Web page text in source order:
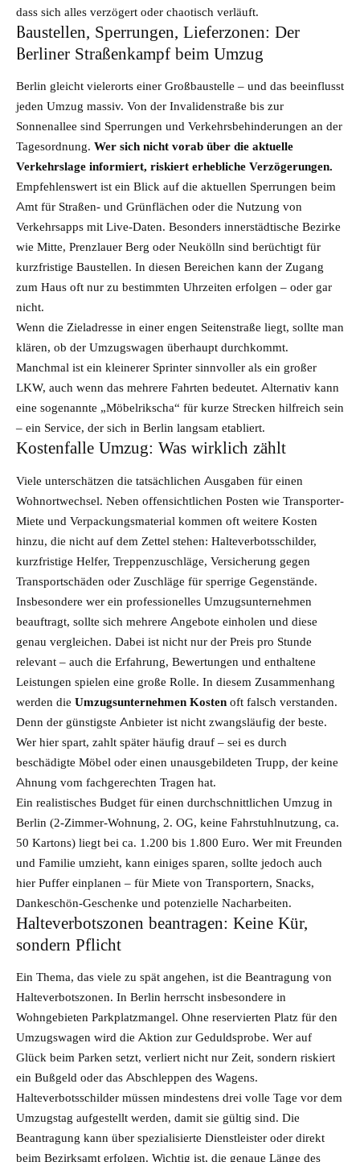
dass sich alles verzögert oder chaotisch verläuft.
Baustellen, Sperrungen, Lieferzonen: Der
Berliner Straßenkampf beim Umzug
Berlin gleicht vielerorts einer Großbaustelle – und das beeinflusst
jeden Umzug massiv. Von der Invalidenstraße bis zur
Sonnenallee sind Sperrungen und Verkehrsbehinderungen an der
Tagesordnung. Wer sich nicht vorab über die aktuelle
Verkehrslage informiert, riskiert erhebliche Verzögerungen.
Empfehlenswert ist ein Blick auf die aktuellen Sperrungen beim
Amt für Straßen- und Grünflächen oder die Nutzung von
Verkehrsapps mit Live-Daten. Besonders innerstädtische Bezirke
wie Mitte, Prenzlauer Berg oder Neukölln sind berüchtigt für
kurzfristige Baustellen. In diesen Bereichen kann der Zugang
zum Haus oft nur zu bestimmten Uhrzeiten erfolgen – oder gar
nicht.
Wenn die Zieladresse in einer engen Seitenstraße liegt, sollte man
klären, ob der Umzugswagen überhaupt durchkommt.
Manchmal ist ein kleinerer Sprinter sinnvoller als ein großer
LKW, auch wenn das mehrere Fahrten bedeutet. Alternativ kann
eine sogenannte „Möbelrikscha“ für kurze Strecken hilfreich sein
– ein Service, der sich in Berlin langsam etabliert.
Kostenfalle Umzug: Was wirklich zählt
Viele unterschätzen die tatsächlichen Ausgaben für einen
Wohnortwechsel. Neben offensichtlichen Posten wie Transporter-
Miete und Verpackungsmaterial kommen oft weitere Kosten
hinzu, die nicht auf dem Zettel stehen: Halteverbotsschilder,
kurzfristige Helfer, Treppenzuschläge, Versicherung gegen
Transportschäden oder Zuschläge für sperrige Gegenstände.
Insbesondere wer ein professionelles Umzugsunternehmen
beauftragt, sollte sich mehrere Angebote einholen und diese
genau vergleichen. Dabei ist nicht nur der Preis pro Stunde
relevant – auch die Erfahrung, Bewertungen und enthaltene
Leistungen spielen eine große Rolle. In diesem Zusammenhang
werden die Umzugsunternehmen Kosten oft falsch verstanden.
Denn der günstigste Anbieter ist nicht zwangsläufig der beste.
Wer hier spart, zahlt später häufig drauf – sei es durch
beschädigte Möbel oder einen unausgebildeten Trupp, der keine
Ahnung vom fachgerechten Tragen hat.
Ein realistisches Budget für einen durchschnittlichen Umzug in
Berlin (2-Zimmer-Wohnung, 2. OG, keine Fahrstuhlnutzung, ca.
50 Kartons) liegt bei ca. 1.200 bis 1.800 Euro. Wer mit Freunden
und Familie umzieht, kann einiges sparen, sollte jedoch auch
hier Puffer einplanen – für Miete von Transportern, Snacks,
Dankeschön-Geschenke und potenzielle Nacharbeiten.
Halteverbotszonen beantragen: Keine Kür,
sondern Pflicht
Ein Thema, das viele zu spät angehen, ist die Beantragung von
Halteverbotszonen. In Berlin herrscht insbesondere in
Wohngebieten Parkplatzmangel. Ohne reservierten Platz für den
Umzugswagen wird die Aktion zur Geduldsprobe. Wer auf
Glück beim Parken setzt, verliert nicht nur Zeit, sondern riskiert
ein Bußgeld oder das Abschleppen des Wagens.
Halteverbotsschilder müssen mindestens drei volle Tage vor dem
Umzugstag aufgestellt werden, damit sie gültig sind. Die
Beantragung kann über spezialisierte Dienstleister oder direkt
beim Bezirksamt erfolgen. Wichtig ist, die genaue Länge des